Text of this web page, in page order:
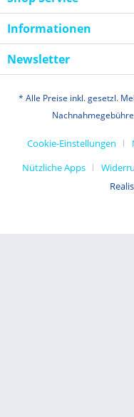
Informationen
Newsletter
* Alle Preise inkl. gesetzl.
Cookie-Einstellungen
Nützliche Apps